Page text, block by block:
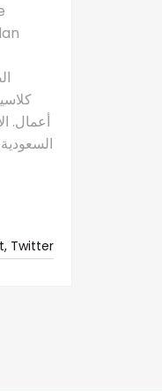
أعمال.
Twitter